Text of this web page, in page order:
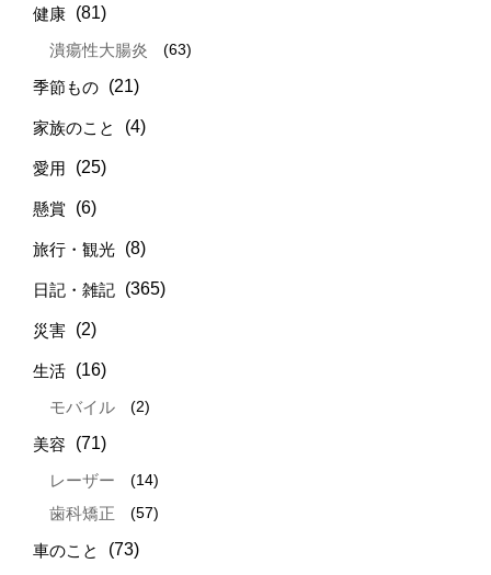
健康 (81)
潰瘍性大腸炎 (63)
季節もの (21)
家族のこと (4)
愛用 (25)
懸賞 (6)
旅行・観光 (8)
日記・雑記 (365)
災害 (2)
生活 (16)
モバイル (2)
美容 (71)
レーザー (14)
歯科矯正 (57)
車のこと (73)